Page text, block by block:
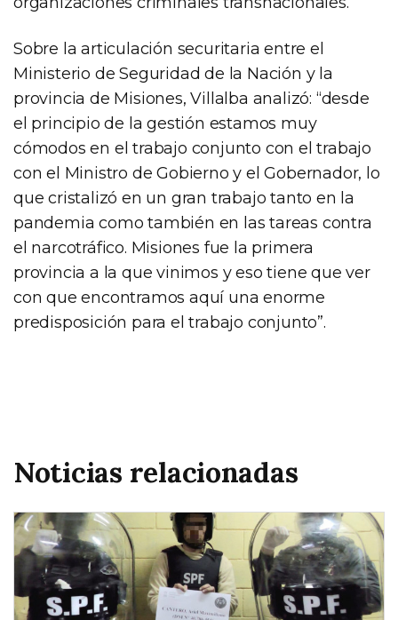
Sobre la articulación securitaria entre el
Ministerio de Seguridad de la Nación y la
provincia de Misiones, Villalba analizó: “desde
el principio de la gestión estamos muy
cómodos en el trabajo conjunto con el trabajo
con el Ministro de Gobierno y el Gobernador, lo
que cristalizó en un gran trabajo tanto en la
pandemia como también en las tareas contra
el narcotráfico. Misiones fue la primera
provincia a la que vinimos y eso tiene que ver
con que encontramos aquí una enorme
predisposición para el trabajo conjunto”.
Noticias relacionadas